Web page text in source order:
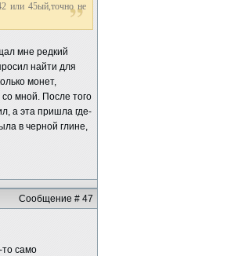
или 45ый,точно не
мне редкий
найти для
монет,
мной. После того
а эта пришла где-
в черной глине,
Сообщение # 47
то само